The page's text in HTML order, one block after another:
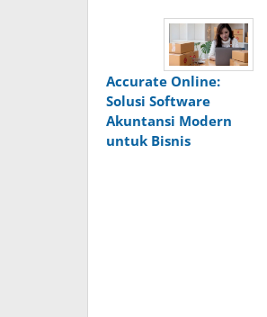
Accurate Online:
Solusi Software
Akuntansi Modern
untuk Bisnis